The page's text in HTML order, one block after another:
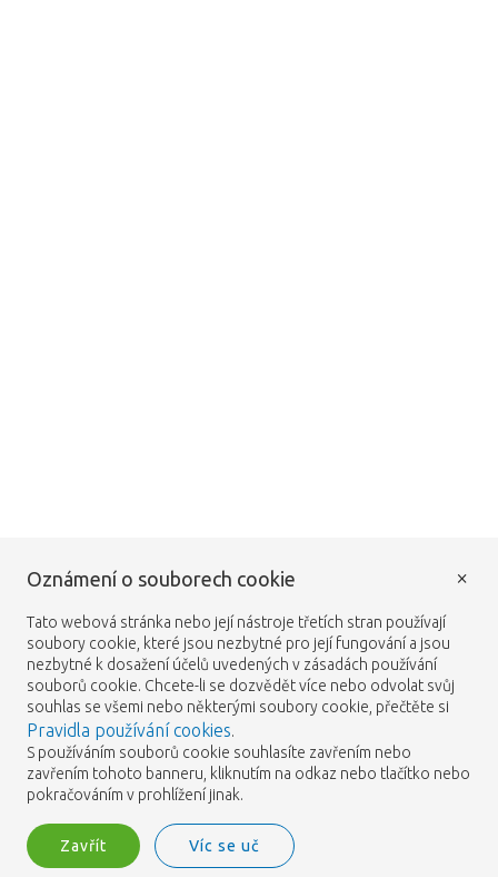
Oznámení o souborech cookie
Tato webová stránka nebo její nástroje třetích stran používají
soubory cookie, které jsou nezbytné pro její fungování a jsou
nezbytné k dosažení účelů uvedených v zásadách používání
souborů cookie. Chcete-li se dozvědět více nebo odvolat svůj
souhlas se všemi nebo některými soubory cookie, přečtěte si
Pravidla používání cookies.
S používáním souborů cookie souhlasíte zavřením nebo
zavřením tohoto banneru, kliknutím na odkaz nebo tlačítko nebo
pokračováním v prohlížení jinak.
Zavřít Víc se uč
×